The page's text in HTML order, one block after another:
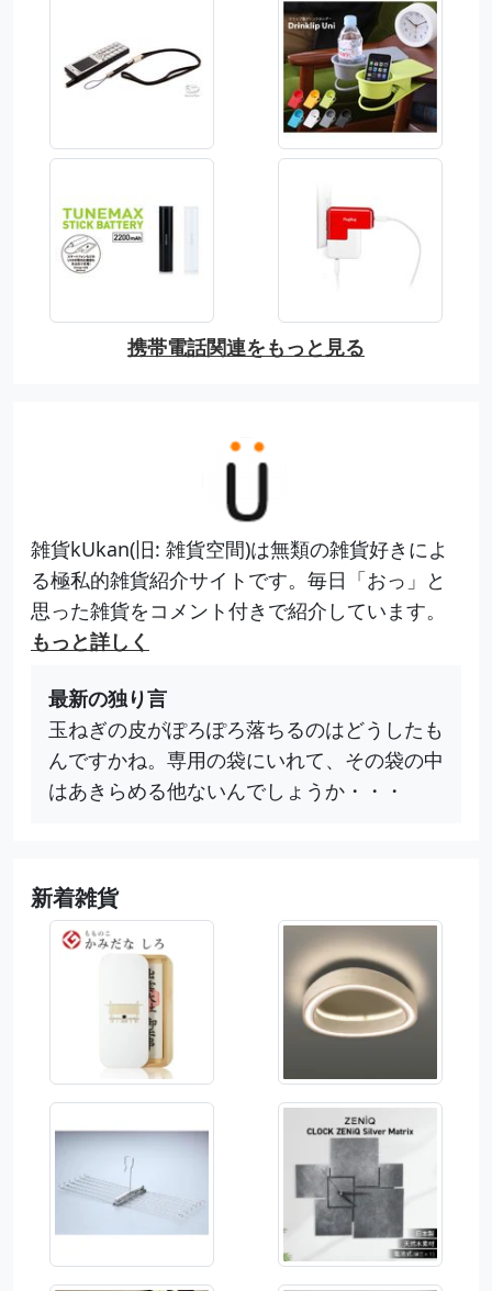
携帯電話関連をもっと見る
雑貨kUkan(旧: 雑貨空間)は無類の雑貨好きによ
る極私的雑貨紹介サイトです。毎日「おっ」と
思った雑貨をコメント付きで紹介しています。
もっと詳しく
最新の独り言
玉ねぎの皮がぽろぽろ落ちるのはどうしたも
んですかね。専用の袋にいれて、その袋の中
はあきらめる他ないんでしょうか・・・
新着雑貨